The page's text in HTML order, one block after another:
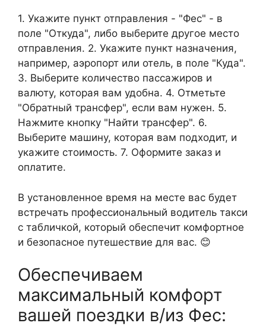
1. Укажите пункт отправления - "Фес" - в
поле "Откуда", либо выберите другое место
отправления. 2. Укажите пункт назначения,
например, аэропорт или отель, в поле "Куда".
3. Выберите количество пассажиров и
валюту, которая вам удобна. 4. Отметьте
"Обратный трансфер", если вам нужен. 5.
Нажмите кнопку "Найти трансфер". 6.
Выберите машину, которая вам подходит, и
укажите стоимость. 7. Оформите заказ и
оплатите.
В установленное время на месте вас будет
встречать профессиональный водитель такси
с табличкой, который обеспечит комфортное
и безопасное путешествие для вас. 😊
Обеспечиваем
максимальный комфорт
вашей поездки в/из Фес: